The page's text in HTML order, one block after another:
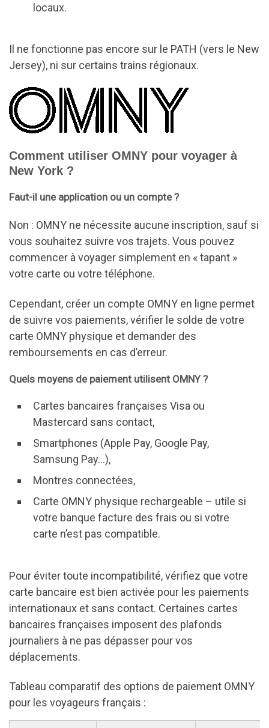
locaux.
Il ne fonctionne pas encore sur le PATH (vers le New
Jersey), ni sur certains trains régionaux.
Comment utiliser OMNY pour voyager à
New York ?
Faut-il une application ou un compte ?
Non : OMNY ne nécessite aucune inscription, sauf si
vous souhaitez suivre vos trajets. Vous pouvez
commencer à voyager simplement en « tapant »
votre carte ou votre téléphone.
Cependant, créer un compte OMNY en ligne permet
de suivre vos paiements, vérifier le solde de votre
carte OMNY physique et demander des
remboursements en cas d’erreur.
Quels moyens de paiement utilisent OMNY ?
Cartes bancaires françaises Visa ou
Mastercard sans contact,
Smartphones (Apple Pay, Google Pay,
Samsung Pay…),
Montres connectées,
Carte OMNY physique rechargeable – utile si
votre banque facture des frais ou si votre
carte n’est pas compatible.
Pour éviter toute incompatibilité, vérifiez que votre
carte bancaire est bien activée pour les paiements
internationaux et sans contact. Certaines cartes
bancaires françaises imposent des plafonds
journaliers à ne pas dépasser pour vos
déplacements.
Tableau comparatif des options de paiement OMNY
pour les voyageurs français :